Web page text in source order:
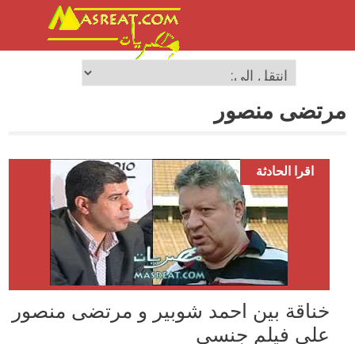
مرتضى منصور
اقرا الحادثة
خناقة بين احمد شوبير و مرتضى منصور
على فيلم جنسي